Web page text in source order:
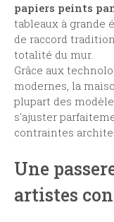
papiers peints
tableaux à grande
de raccord
totalité du mur.
Grâce aux
modernes, la
plupart des
s'ajuster
contraintes
Une
artistes